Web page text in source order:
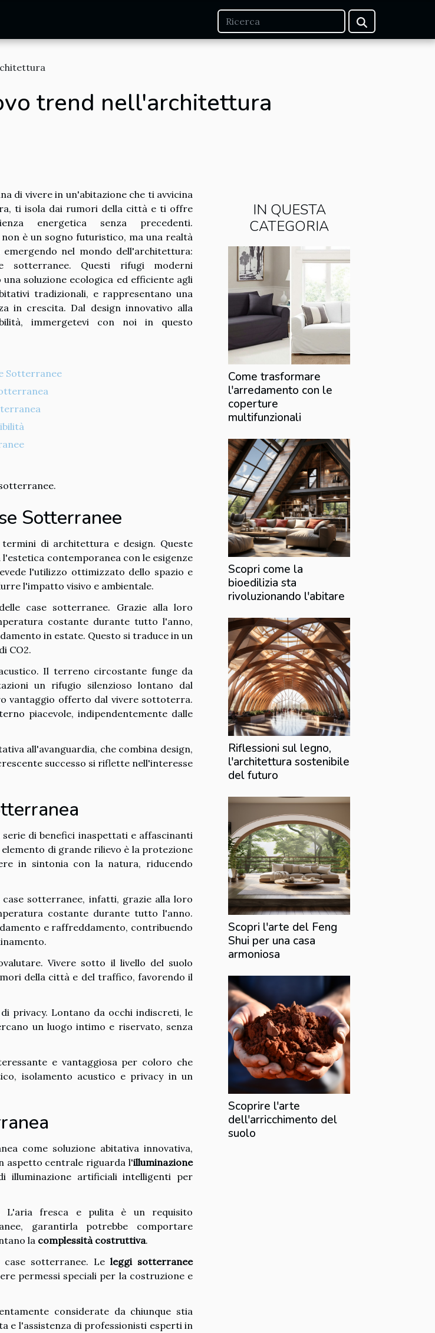
trend nell'architettura
Sotterranee
di vivere in un'abitazione che ti avvicina
ti isola dai rumori della città e ti offre
energetica senza precedenti.
non è un sogno futuristico, ma una realtà
emergendo nel mondo dell'architettura:
sotterranee. Questi rifugi moderni
soluzione ecologica ed efficiente agli
tradizionali, e rappresentano una
in crescita. Dal design innovativo alla
immergetevi con noi in questo
Sotterranee
di architettura e design. Queste
contemporanea con le esigenze
l'utilizzo ottimizzato dello spazio e
l'impatto visivo e ambientale.
case sotterranee. Grazie alla loro
costante durante tutto l'anno,
in estate. Questo si traduce in un
CO2.
Il terreno circostante funge da
un rifugio silenzioso lontano dal
vantaggio offerto dal vivere sottoterra.
piacevole, indipendentemente dalle
all'avanguardia, che combina design,
successo si riflette nell'interesse
di benefici inaspettati e affascinanti
di grande rilievo è la protezione
in sintonia con la natura, riducendo
sotterranee, infatti, grazie alla loro
costante durante tutto l'anno.
e raffreddamento, contribuendo
Vivere sotto il livello del suolo
della città e del traffico, favorendo il
privacy. Lontano da occhi indiscreti, le
un luogo intimo e riservato, senza
e vantaggiosa per coloro che
isolamento acustico e privacy in un
come soluzione abitativa innovativa,
aspetto centrale riguarda l'illuminazione
illuminazione artificiali intelligenti per
L'aria fresca e pulita è un requisito
garantirla potrebbe comportare
la complessità costruttiva.
sotterranee. Le leggi sotterranee
permessi speciali per la costruzione e
considerate da chiunque stia
e l'assistenza di professionisti esperti in
IN QUESTA
CATEGORIA
Come trasformare
l'arredamento con le
coperture
multifunzionali
Scopri come la
bioedilizia sta
rivoluzionando l'abitare
Riflessioni sul legno,
l'architettura sostenibile
del futuro
Scopri l'arte del Feng
Shui per una casa
armoniosa
Scoprire l'arte
dell'arricchimento del
suolo